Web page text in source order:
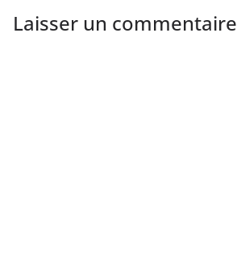
Laisser un commentaire